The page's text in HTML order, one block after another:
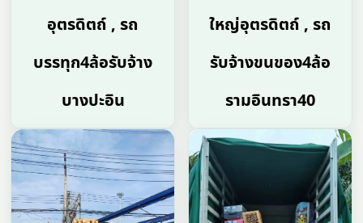
อุตรดิตถ์ , รถ
บรรทุก4ล้อรับจ้าง
บางปะอิน
ใหญ่อุตรดิตถ์ , รถ
รับจ้างขนของ4ล้อ
รามอินทรา40